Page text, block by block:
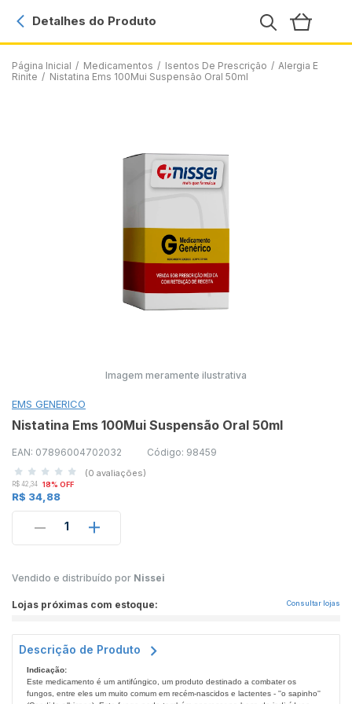
Página Inicial / Medicamentos / Isentos De Prescrição / Alergia E
Rinite / Nistatina Ems 100Mui Suspensão Oral 50ml
Detalhes do Produto
Imagem meramente ilustrativa
EMS GENERICO
Nistatina Ems 100Mui Suspensão Oral 50ml
EAN: 07896004702032 Código: 98459
(0 avaliações)
R$ 42,34 18% OFF
R$ 34,88
1
Vendido e distribuído por Nissei
Lojas próximas com estoque: Consultar lojas
Descrição de Produto
Indicação:
Este medicamento é um antifúngico, um produto destinado a combater os
fungos, entre eles um muito comum em recém-nascidos e lactentes - ''o sapinho''